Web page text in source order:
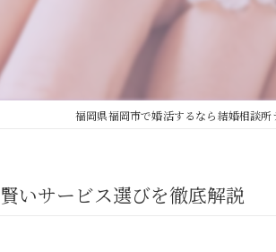
シングルファザー
パーソナルカラー診断
福岡県福岡市で婚活するなら結婚相談所
いサービス選びを徹底解説